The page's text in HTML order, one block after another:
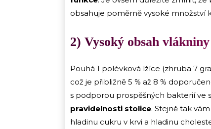
obsahuje poměrně vysoké množství
2) Vysoký obsah vlákniny
Pouhá 1 polévková lžíce (zhruba 7
což je přibližně 5 % až 8 %
s podporou prospěšných bakterií ve
pravidelnosti stolice. Stejně tak
hladinu cukru v krvi a hladinu